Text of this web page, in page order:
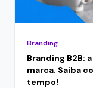
Branding
Branding B2B:
marca. Saiba
tempo!